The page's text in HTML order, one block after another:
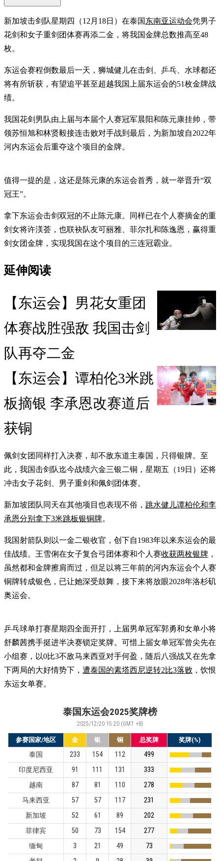
新加坡击剑队星期四（12月18日）在泰国东南亚运动会凭男子
花剑和女子重剑团体赛再添二金，将我国金牌总数推高至48
枚。
东运会赛程倒数最后一天，狮城健儿在击剑、乒乓、水球都还
将有所斩获，有望追平甚至超越我国上届东运会的51枚金牌战
绩。
我国花剑男队由上届与本届个人赛冠军晨阳和陈元康挂帅，带
领苏恒旭和林贤毅接连击败对手战到最后，为新加坡自2022年
河内东运会后重夺这个项目的金牌。
值得一提的是，这还是陈元康的东运会首秀，就一举晋升“双
冠王”。
拿下东运会击剑双冠的不止陈元康。同样已在个人赛摘金的重
剑女将许渼荟，也联袂队友可丽雅、菲尔扎和陈逸恩，赢得重
剑女团金牌，实现我国在这个项目的三连冠霸业。
延伸阅读
【东运会】男花女重团
体赛战胜强敌 我国击剑
队再夺二金
【东运会】谭柏伦3米跳
板摘银 李承恩改赛道后
获铜
佩剑女团同样打入决赛，却不敌东道主泰国，只得银牌。至
此，我国击剑队迄今战绩六金三银二铜，星期五（19日）还将
冲击女子花剑、男子重剑和佩剑团体赛。
新加坡团队同天在其他项目也表现不俗， 跳水健儿谭柏伦和李
承恩分别拿下3米跳板银铜牌。
我国射箭队则以一金二银收官，创下自1983年以来东运会的最
佳战绩。王雪俐在女子复合弓团体赛和个人赛收获两枚银牌 ，
虽然都和金牌擦肩而过，但足以将三年前的河内东运会个人赛
铜牌转成银色，已让她深受鼓舞，接下来将放眼2028年洛杉矶
奥运会。
乒乓球单打赛星期四全面开打，上届男单冠军郭勇和女单小将
舒麟茜携手挺进半决赛锁定奖牌。可惜上届女单冠军曾尖先在
小组赛，以0比3不敌马来西亚对手何盈，随后八强战又在先拿
下两局的大好情势下， 遭泰国的素塔西尼逆转2比3落败 ，饮恨
东运女单赛。